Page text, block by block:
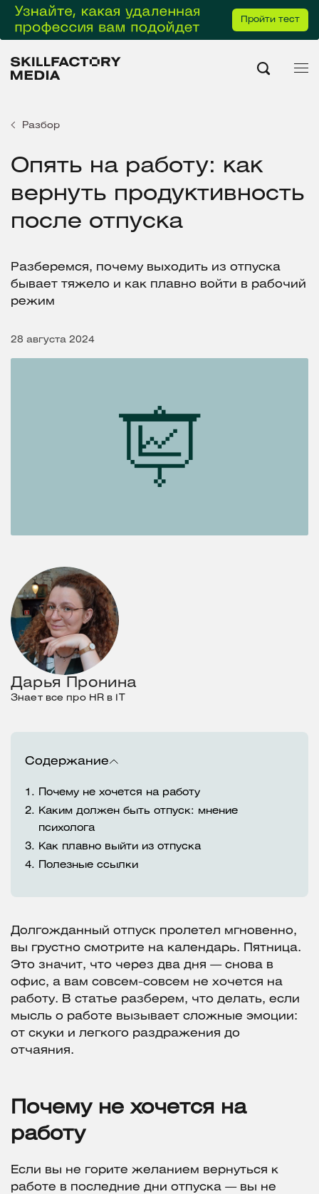
Пройти тест
Разбор
Опять на работу: как
вернуть продуктивность
после отпуска
Разберемся, почему выходить из отпуска
бывает тяжело и как плавно войти в рабочий
режим
28 августа 2024
Содержание
1.
Почему не хочется на работу
2.
Каким должен быть отпуск: мнение
психолога
3.
Как плавно выйти из отпуска
4.
Полезные ссылки
Дарья Пронина
Знает все про HR в IT
Долгожданный отпуск пролетел мгновенно,
вы грустно смотрите на календарь. Пятница.
Это значит, что через два дня — снова в
офис, а вам совсем-совсем не хочется на
работу. В статье разберем, что делать, если
мысль о работе вызывает сложные эмоции:
от скуки и легкого раздражения до
отчаяния.
Почему не хочется на
работу
Если вы не горите желанием вернуться к
работе в последние дни отпуска — вы не